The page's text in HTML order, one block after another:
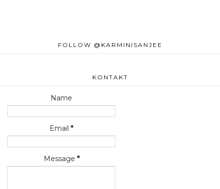
FOLLOW @KARMINISANJEE
KONTAKT
Name
Email *
Message *